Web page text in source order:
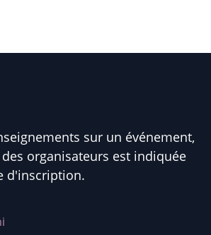
sur un événement,
organisateurs est indiquée
d'inscription.